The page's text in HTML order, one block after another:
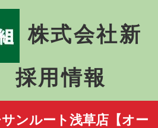
株式会社新
用情報
ンルート浅草店【オー